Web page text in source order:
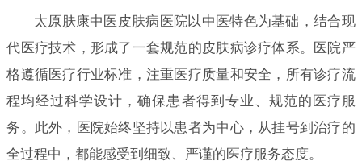
太原肤康中医皮肤病医院以中医特色为基础，结合现
代医疗技术，形成了一套规范的皮肤病诊疗体系。医院严
格遵循医疗行业标准，注重医疗质量和安全，所有诊疗流
程均经过科学设计，确保患者得到专业、规范的医疗服
务。此外，医院始终坚持以患者为中心，从挂号到治疗的
全过程中，都能感受到细致、严谨的医疗服务态度。